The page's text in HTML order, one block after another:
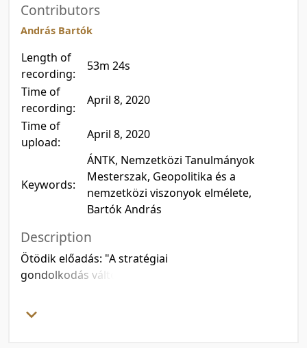
Contributors
András Bartók
Length of
recording:
53m 24s
Time of
recording:
April 8, 2020
Time of
upload:
April 8, 2020
Keywords:
ÁNTK, Nemzetközi Tanulmányok
Mesterszak, Geopolitika és a
nemzetközi viszonyok elmélete,
Bartók András
Description
Ötödik előadás: "A stratégiai
gondolkodás változása a 20.
Nagystratégia" (Douhet, Mitchell,